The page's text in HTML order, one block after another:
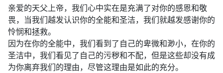
亲爱的天父上帝，我们心中实在是充满了对你的感恩和敬
畏，当我们越发认识你的全能和圣洁，我们就越发感谢你的
怜悯和拯救。
因为在你的全能中，我们看到了自己的卑微和渺小，在你的
圣洁中，我们看见了自己的污秽和不配，但是这些却没有成
为你离弃我们的理由，尽管这理由是如此的充分。